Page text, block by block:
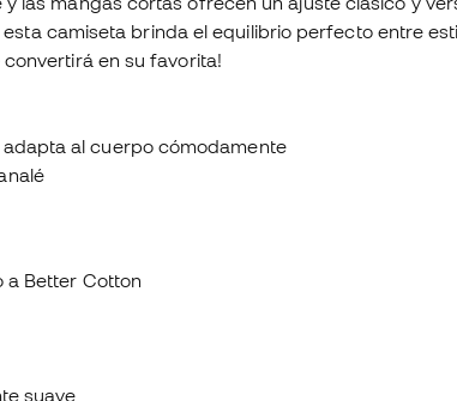
camiseta brinda el equilibrio perfecto entre
convertirá en su favorita!
al cuerpo cómodamente
a Better Cotton
suave